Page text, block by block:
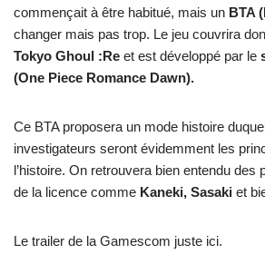
commençait à être habitué, mais un BTA
changer mais pas trop. Le jeu couvrira
Tokyo Ghoul :Re et est développé par le
(One Piece Romance Dawn).
Ce BTA proposera un mode histoire
investigateurs seront évidemment les
l’histoire. On retrouvera bien entendu des
de la licence comme Kaneki, Sasaki et
Le trailer de la Gamescom juste ici.